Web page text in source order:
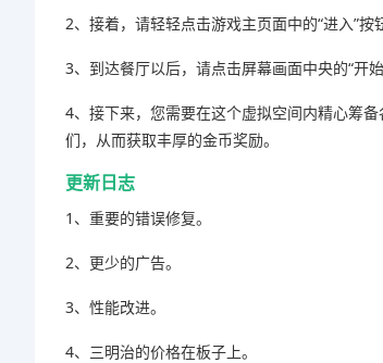
2、接着，请轻轻点击游戏主页面中的“进入”
3、到达餐厅以后，请点击屏幕画面中央的“开
4、接下来，您需要在这个虚拟空间内精心筹
们，从而获取丰厚的金币奖励。
更新日志
1、重要的错误修复。
2、更少的广告。
3、性能改进。
4、三明治的价格在板子上。